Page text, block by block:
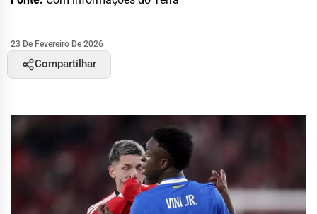
23 De Fevereiro De 2026
Compartilhar